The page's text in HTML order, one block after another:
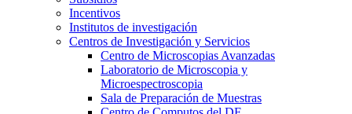
Incentivos
Institutos de investigación
Centros de Investigación y Servicios
Centro de Microscopias Avanzadas
Laboratorio de Microscopia y
Microespectroscopia
Sala de Preparación de Muestras